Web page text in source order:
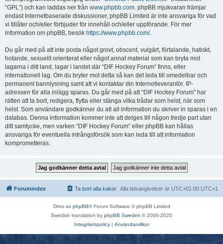
“GPL”) och kan laddas ner från www.phpbb.com. phpBB mjukvaran främjar
endast Internetbaserade diskussioner, phpBB Limited är inte ansvariga för vad
vi tillåter och/eller förbjuder för innehåll och/eller uppförande. För mer
information om phpBB, besök https://www.phpbb.com/.
Du går med på att inte posta något grovt, obscent, vulgärt, förtalande, hatiskt,
hotande, sexuellt orienterat eller något annat material som kan bryta mot
lagarna i ditt land, lagar i landet där “DIF Hockey Forum” finns, eller
internationell lag. Om du bryter mot detta så kan det leda till omedelbar och
permanent bannlysning samt att vi kontaktar din Internetleverantör. IP-
adressen för alla inlägg sparas. Du går med på att “DIF Hockey Forum” har
rätten att ta bort, redigera, flytta eller stänga vilka trådar som helst, när som
helst. Som användare godkänner du att all information du skriver in sparas i en
databas. Denna information kommer inte att delges till någon tredje part utan
ditt samtycke, men varken “DIF Hockey Forum” eller phpBB kan hållas
ansvariga för eventuella intrångsförsök som kan leda till att information
komprometteras.
Forumindex Alla tidsangivelser är UTC+01:00 UTC+1
Ta bort alla kakor
Drivs av phpBB® Forum Software © phpBB Limited
Swedish translation by phpBB Sweden © 2006-2020
Integritetspolicy| Användarvillkor